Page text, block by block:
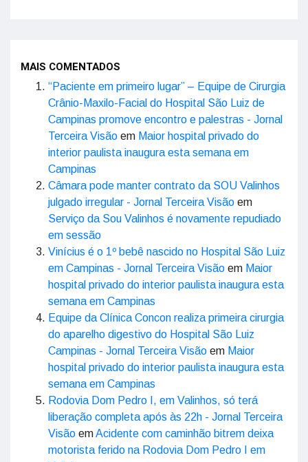
MAIS COMENTADOS
“Paciente em primeiro lugar” – Equipe de Cirurgia
Crânio-Maxilo-Facial do Hospital São Luiz de
Campinas promove encontro e palestras - Jornal
Terceira Visão em Maior hospital privado do
interior paulista inaugura esta semana em
Campinas
Câmara pode manter contrato da SOU Valinhos
julgado irregular - Jornal Terceira Visão em
Serviço da Sou Valinhos é novamente repudiado
em sessão
Vinícius é o 1º bebê nascido no Hospital São Luiz
em Campinas - Jornal Terceira Visão em Maior
hospital privado do interior paulista inaugura esta
semana em Campinas
Equipe da Clínica Concon realiza primeira cirurgia
do aparelho digestivo do Hospital São Luiz
Campinas - Jornal Terceira Visão em Maior
hospital privado do interior paulista inaugura esta
semana em Campinas
Rodovia Dom Pedro I, em Valinhos, só terá
liberação completa após às 22h - Jornal Terceira
Visão emAcidente com caminhão bitrem deixa
motorista ferido na Rodovia Dom Pedro I em